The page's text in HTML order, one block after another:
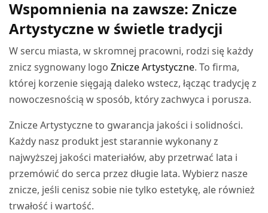
Wspomnienia na zawsze: Znicze
Artystyczne w świetle tradycji
W sercu miasta, w skromnej pracowni, rodzi się każdy
znicz sygnowany logoZnicze Artystyczne. To firma,
której korzenie sięgają daleko wstecz, łącząc tradycję z
nowoczesnością w sposób, który zachwyca i porusza.
Znicze Artystyczne to gwarancja jakości i solidności.
Każdy nasz produkt jest starannie wykonany z
najwyższej jakości materiałów, aby przetrwać lata i
przemówić do serca przez długie lata. Wybierz nasze
znicze, jeśli cenisz sobie nie tylko estetykę, ale również
trwałość i wartość.